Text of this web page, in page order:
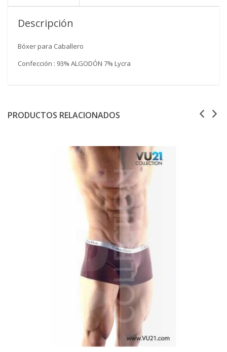
Descripción
Bóxer para Caballero
Confección : 93% ALGODÓN 7% Lycra
PRODUCTOS RELACIONADOS